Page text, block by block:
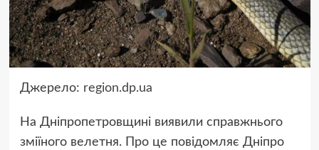
Джерело: region.dp.ua
На Дніпропетровщині виявили справжнього
зміїного велетня. Про це повідомляє Дніпро